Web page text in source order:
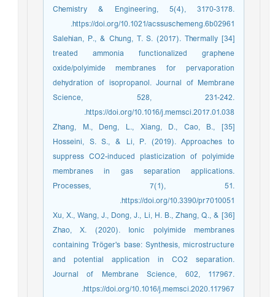
Chemistry & Engineering, 5(4), 3170-3178.
https://doi.org/10.1021/acssuschemeng.6b02961.
[34] Salehian, P., & Chung, T. S. (2017). Thermally
treated ammonia functionalized graphene
oxide/polyimide membranes for pervaporation
dehydration of isopropanol. Journal of Membrane
Science, 528, 231-242.
https://doi.org/10.1016/j.memsci.2017.01.038.
[35] Zhang, M., Deng, L., Xiang, D., Cao, B.,
Hosseini, S. S., & Li, P. (2019). Approaches to
suppress CO2-induced plasticization of polyimide
membranes in gas separation applications.
Processes, 7(1), 51.
https://doi.org/10.3390/pr7010051.
[36] Xu, X., Wang, J., Dong, J., Li, H. B., Zhang, Q., &
Zhao, X. (2020). Ionic polyimide membranes
containing Tröger's base: Synthesis, microstructure
and potential application in CO2 separation.
Journal of Membrane Science, 602, 117967.
https://doi.org/10.1016/j.memsci.2020.117967.